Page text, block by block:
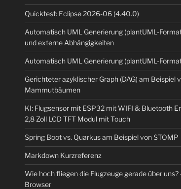
Quicktest: Eclipse 2026-06 (4.40.0)
Automatisch UML Generierung (plantUML-
und externe Abhängigkeiten
Automatisch UML Generierung (plantUML-
Gerichteter azyklischer Graph (DAG) am Beispiel
Mammutbäumen
KI: Flugsensor mit ESP32 mit WIFI & Bluetooth
2,8 Zoll LCD TFT Modul mit Touch
Spring Boot vs. Quarkus am Beispiel von STOMP
Markdown Kurzreferenz
Wie hoch fliegen die Flugzeuge gerade über uns?
Browser